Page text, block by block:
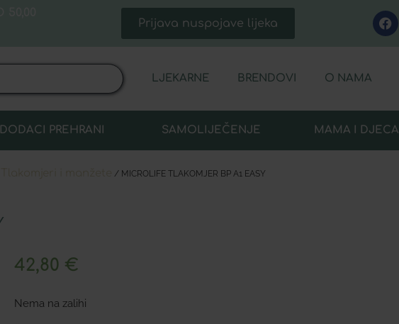
Prijava nuspojave lijeka
LJEKARNE BRENDOVI O NAMA
DODACI PREHRANI SAMOLIJEČENJE MAMA I DJECA
/ MICROLIFE TLAKOMJER BP A1 EASY
42,80 €
Nema na zalihi